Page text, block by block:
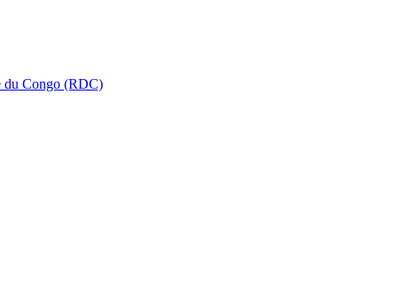
du Congo (RDC)